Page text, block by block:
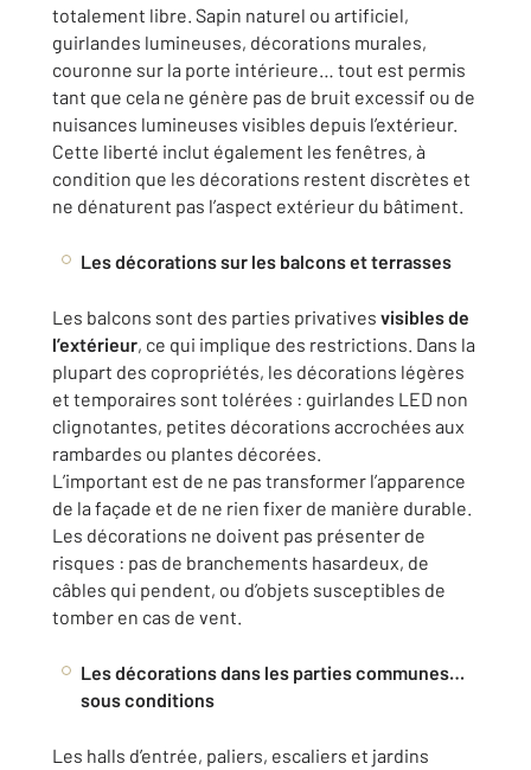
totalement libre. Sapin naturel ou artificiel,
guirlandes lumineuses, décorations murales,
couronne sur la porte intérieure… tout est permis
tant que cela ne génère pas de bruit excessif ou de
nuisances lumineuses visibles depuis l’extérieur.
Cette liberté inclut également les fenêtres, à
condition que les décorations restent discrètes et
ne dénaturent pas l’aspect extérieur du bâtiment.
Les décorations sur les balcons et terrasses
Les balcons sont des parties privatives visibles de
l’extérieur, ce qui implique des restrictions. Dans la
plupart des copropriétés, les décorations légères
et temporaires sont tolérées : guirlandes LED non
clignotantes, petites décorations accrochées aux
rambardes ou plantes décorées.
L’important est de ne pas transformer l’apparence
de la façade et de ne rien fixer de manière durable.
Les décorations ne doivent pas présenter de
risques : pas de branchements hasardeux, de
câbles qui pendent, ou d’objets susceptibles de
tomber en cas de vent.
Les décorations dans les parties communes…
sous conditions
Les halls d’entrée, paliers, escaliers et jardins